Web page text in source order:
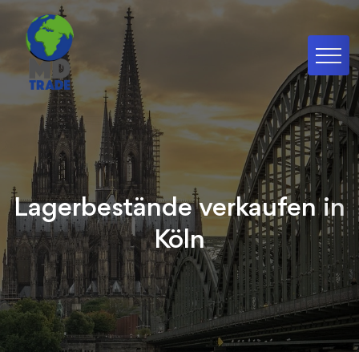
Lagerbestände verkaufen in
Köln
Verkaufen Sie Ihre Lagerbestände an uns - Wir
sichern ein reibungsloses und schnelles
Umgehen mit Ihren übberschüssigen Waren in
Frankfurt am Main und in ganz Deutschland